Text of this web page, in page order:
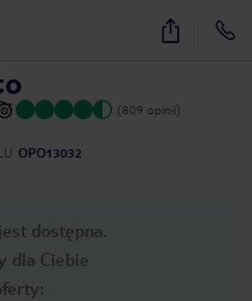
18
(809 opinii)
OPO13032
dostępna.
dla Ciebie